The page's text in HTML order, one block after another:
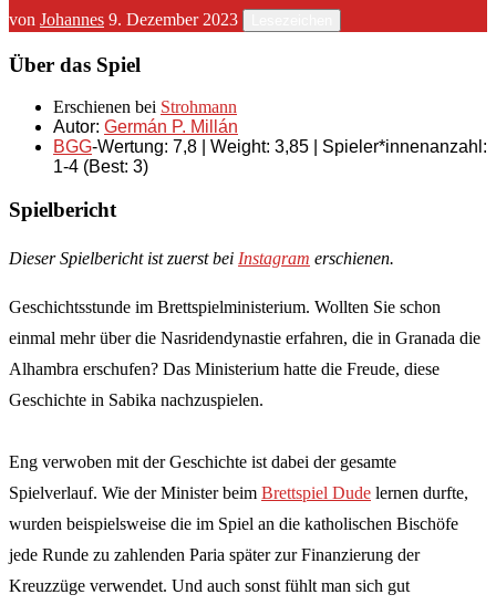
von Johannes 9. Dezember 2023
Über das Spiel
Erschienen bei Strohmann
Autor: Germán P. Millán
BGG-Wertung: 7,8 | Weight: 3,85 | Spieler*innenanzahl:
1-4 (Best: 3)
Spielbericht
Dieser Spielbericht ist zuerst bei Instagram erschienen.
Geschichtsstunde im Brettspielministerium. Wollten Sie schon
einmal mehr über die Nasridendynastie erfahren, die in Granada die
Alhambra erschufen? Das Ministerium hatte die Freude, diese
Geschichte in Sabika nachzuspielen.
Eng verwoben mit der Geschichte ist dabei der gesamte
Spielverlauf. Wie der Minister beim Brettspiel Dude lernen durfte,
wurden beispielsweise die im Spiel an die katholischen Bischöfe
jede Runde zu zahlenden Paria später zur Finanzierung der
Kreuzzüge verwendet. Und auch sonst fühlt man sich gut